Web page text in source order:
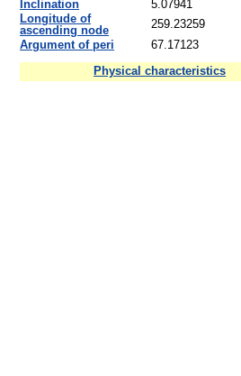
Inclination
5.07941
Longitude of
ascending node
259.23259
Argument of peri
67.17123
Physical characteristics